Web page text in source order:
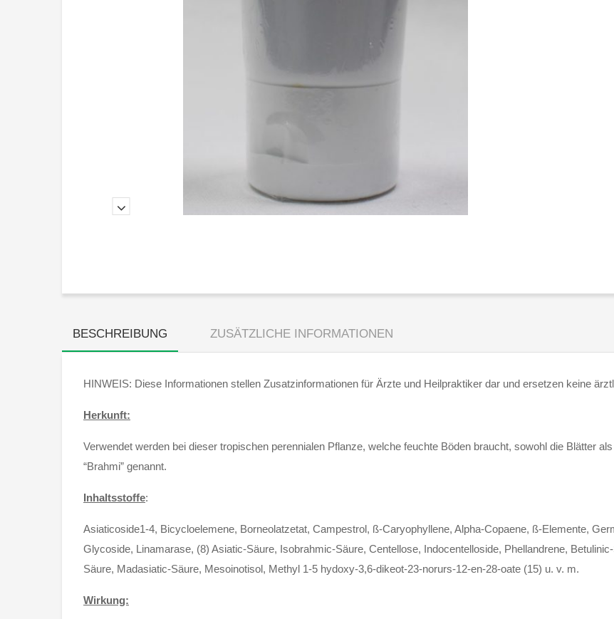
BESCHREIBUNG ZUSÄTZLICHE INFORMATIONEN
HINWEIS: Diese Informationen stellen Zusatzinformationen für Ärzte und Heilpraktiker dar und ersetzen keine
Herkunft:
Verwendet werden bei dieser tropischen perennialen Pflanze, welche feuchte Böden braucht, sowohl die Blätter
“Brahmi” genannt.
Inhaltsstoffe:
Asiaticoside1-4, Bicycloelemene, Borneolatzetat, Campestrol, ß-Caryophyllene, Alpha-Copaene, ß-Elemente,
Glycoside, Linamarase, (8) Asiatic-Säure, Isobrahmic-Säure, Centellose, Indocentelloside, Phellandrene,
Säure, Madasiatic-Säure, Mesoinotisol, Methyl 1-5 hydoxy-3,6-dikeot-23-norurs-12-en-28-oate (15) u. v. m.
Wirkung: